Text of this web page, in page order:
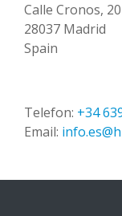
Calle Cronos,
28037 Madrid
Spain
Telefon: +34
Email: